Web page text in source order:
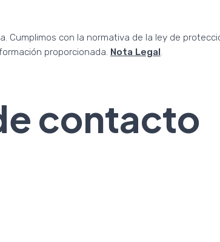
Cumplimos con la normativa de la ley de
proporcionada. Nota Legal.
contacto